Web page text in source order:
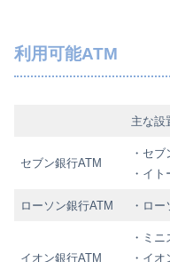
利用可能ATM
主な設
セブン銀行ATM
・セ
・イ
ローソン銀行ATM ・ロー
イオン銀行ATM
・ミ
・イオ